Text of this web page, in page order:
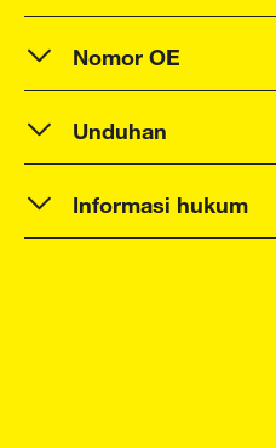
Nomor OE
Unduhan
Informasi hukum